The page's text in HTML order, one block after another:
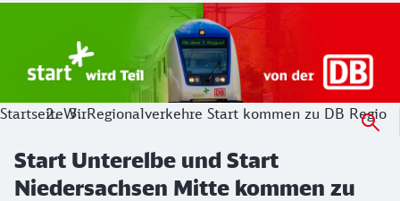
Start Unterelbe und Start
Ab August 2026 ist Start Teil der DB Regio. Ziel ist ein
StartseiteWirRegionalverkehre Start kommen zu DB Regio
Start Unterelbe und Start
Niedersachsen Mitte kommen zu